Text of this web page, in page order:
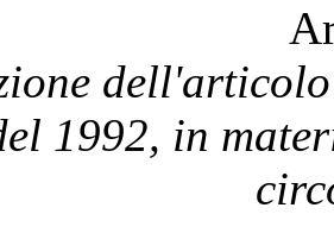
1992, in